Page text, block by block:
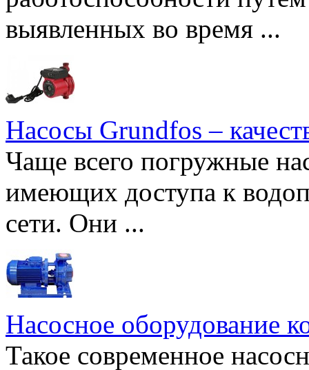
выявленных во время ...
Насосы Grundfos –
Чаще всего погружные
имеющих доступа к
сети. Они ...
Насосное оборудование
Такое современное